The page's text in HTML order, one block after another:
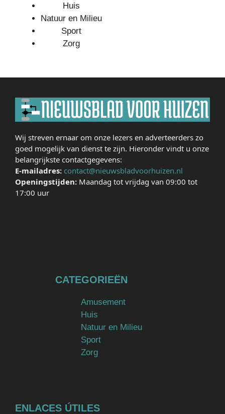
Huis
Natuur en Milieu
Sport
Zorg
Wij streven ernaar om onze lezers en adverteerders zo
goed mogelijk van dienst te zijn. Hieronder vindt u onze
belangrijkste contactgegevens:
E-mailadres: contact@nieuwsbladvoorhuizen.nl
Openingstijden: Maandag tot vrijdag van 09:00 tot
17:00 uur
CATEGORIEËN
Amusement
Huis
Natuur en Milieu
Sport
Zorg
ENLACES ÚTILES